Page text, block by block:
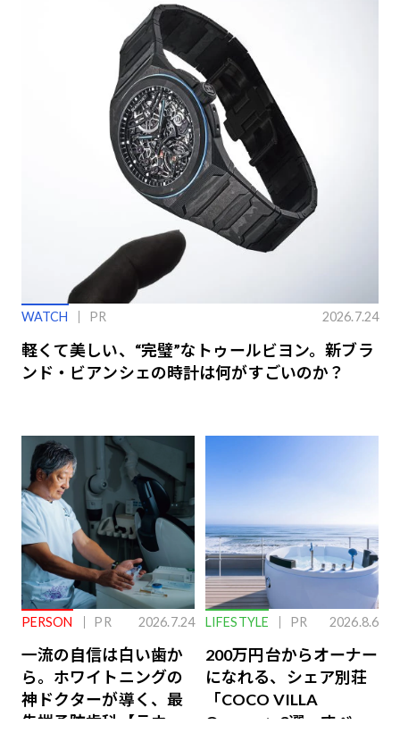
WATCH PR 2026.7.24
軽くて美しい、“完璧”なトゥールビヨン。新ブラ
ンド・ビアンシェの時計は何がすごいのか？
PERSON PR 2026.7.24
一流の自信は白い歯か
ら。ホワイトニングの
神ドクターが導く、最
先端予防歯科【ラウン
LIFESTYLE PR 2026.8.6
200万円台からオーナー
になれる、シェア別荘
「COCO VILLA
Owners」3選。すべて